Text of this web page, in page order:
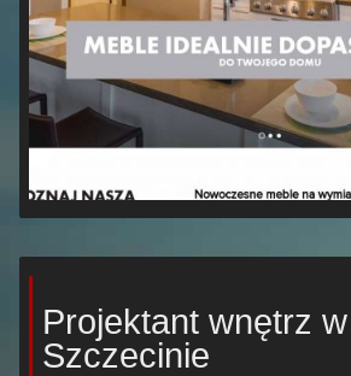
Projektant wnętrz w
Szczecinie